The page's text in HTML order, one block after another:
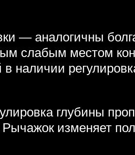
— аналогичны
слабым местом
наличии
глубины
изменяет